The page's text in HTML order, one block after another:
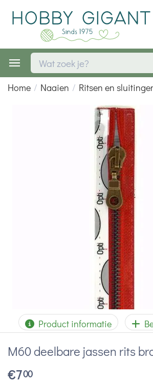
Home / Naaien / Ritsen en
Product informatie
M60 deelbare jassen rits
€700